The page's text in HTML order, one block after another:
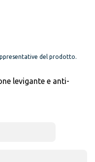
del prodotto.
levigante e anti-